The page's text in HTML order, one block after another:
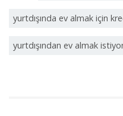
yurtdışında ev almak için
yurtdışından ev almak